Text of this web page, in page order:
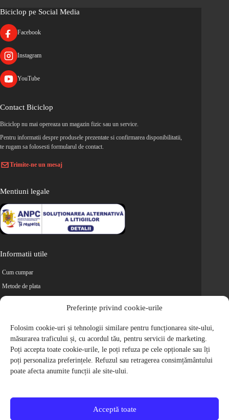
Preferințe privind cookie-urile
Folosim cookie-uri și tehnologii similare pentru funcționarea site-ului,
măsurarea traficului și, cu acordul tău, pentru servicii de marketing.
Poți accepta toate cookie-urile, le poți refuza pe cele opționale sau îți
poți personaliza preferințele. Refuzul sau retragerea consimțământului
poate afecta anumite funcții ale site-ului.
Acceptă toate
Biciclop pe Social Media
Facebook
Instagram
YouTube
Contact Biciclop
Biciclop nu mai opereaza un magazin fizic sau un service.
Pentru informatii despre produsele prezentate si confirmarea disponibilitatii,
te rugam sa folosesti formularul de contact.
Trimite-ne un mesaj
Mentiuni legale
Informatii utile
Cum cumpar
Metode de plata
Retur
Cariere
Politica de Confidentialitate
Politica de cookie-uri